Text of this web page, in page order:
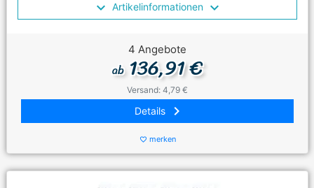
Artikelinformationen
4 Angebote
ab136,91 €
Versand: 4,79 €
Details keyboard_arrow_right
favorite_border merken